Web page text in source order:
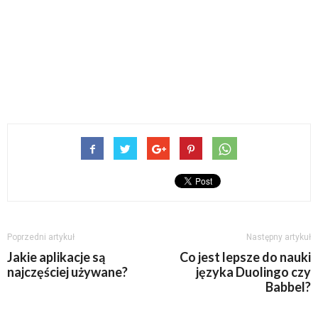
Poprzedni artykuł
Jakie aplikacje są
najczęściej używane?
Następny artykuł
Co jest lepsze do nauki
języka Duolingo czy
Babbel?